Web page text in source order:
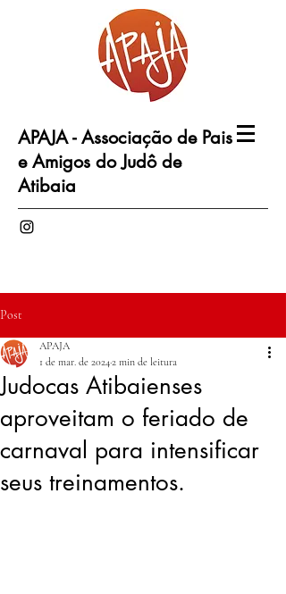
APAJA - Associação de Pais
e Amigos do Judô de
Atibaia
Post
Judocas Atibaienses
aproveitam o feriado de
carnaval para intensificar
seus treinamentos.
APAJA
1 de mar. de 20242 min de leitura